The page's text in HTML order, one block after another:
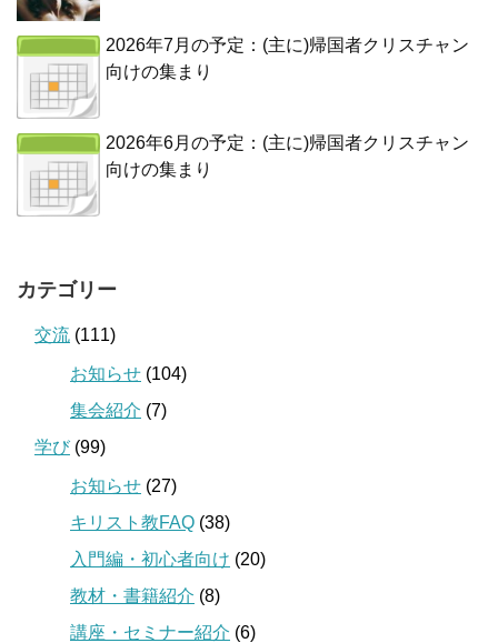
2026年7月の予定：(主に)帰国者クリスチャン
向けの集まり
2026年6月の予定：(主に)帰国者クリスチャン
向けの集まり
カテゴリー
交流 (111)
お知らせ (104)
集会紹介 (7)
学び(99)
お知らせ (27)
キリスト教FAQ (38)
入門編・初心者向け (20)
教材・書籍紹介 (8)
講座・セミナー紹介 (6)